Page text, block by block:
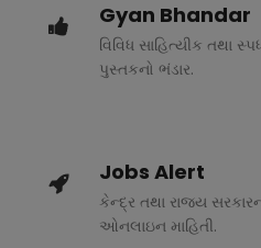
Gyan Bhandar
વિવિધ સાહિત્યીક તથા
પુસ્તકનો ભંડાર.
Jobs Alert
કેન્દ્ર તથા રાજ્ય
ઓનલાઇન માહિતી.